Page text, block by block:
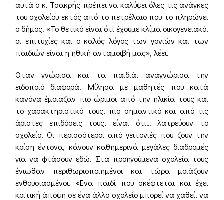
αυτά ο κ. Τσακρής πρέπει να καλύψει όλες τις ανάγκες
του σχολείου εκτός από το πετρέλαιο που το πληρώνει
ο δήμος. «Το θετικό είναι ότι έχουμε κλίμα οικογενειακό,
οι επιτυχίες και ο καλός λόγος των γονιών και των
παιδιών είναι η ηθική ανταμοιβή μας», λέει.
Οταν γνώρισα και τα παιδιά, αναγνώρισα την
ειδοποιό διαφορά. Μίλησα με μαθητές που κατά
κανόνα έμοιαζαν πιο ώριμοι από την ηλικία τους και
το χαρακτηριστικό τους, πιο σημαντικό και από τις
άριστες επιδόσεις τους, είναι ότι… λατρεύουν το
σχολείο. Οι περισσότεροι από γειτονιές που ζουν την
κρίση έντονα, κάνουν καθημερινά μεγάλες διαδρομές
για να φτάσουν εδώ. Στα προηγούμενα σχολεία τους
ένιωθαν περιθωριοποιημένοι και τώρα μοιάζουν
ενθουσιασμένοι. «Ενα παιδί που σκέφτεται και έχει
κριτική άποψη σε ένα άλλο σχολείο μπορεί να χαθεί, να